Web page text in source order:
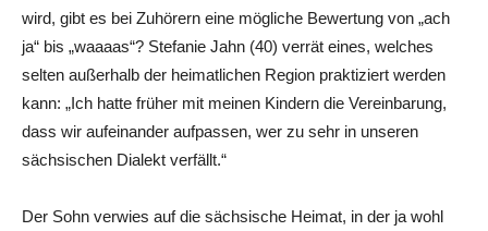
wird, gibt es bei Zuhörern eine mögliche Bewertung von „ach
ja“ bis „waaaas“? Stefanie Jahn (40) verrät eines, welches
selten außerhalb der heimatlichen Region praktiziert werden
kann: „Ich hatte früher mit meinen Kindern die Vereinbarung,
dass wir aufeinander aufpassen, wer zu sehr in unseren
sächsischen Dialekt verfällt.“
Der Sohn verwies auf die sächsische Heimat, in der ja wohl